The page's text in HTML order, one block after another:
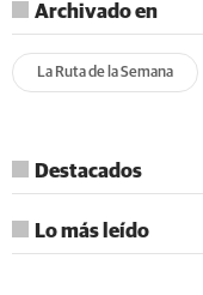
Archivado en
La Ruta de la Semana
Destacados
Lo más leído